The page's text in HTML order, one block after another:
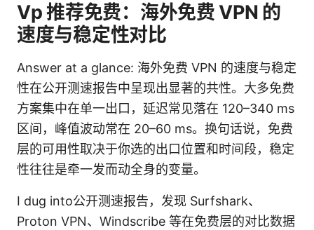
Vp 推荐免费：海外免费 VPN 的
速度与稳定性对比
Answer at a glance: 海外免费 VPN 的速度与稳定
性在公开测速报告中呈现出显著的共性。大多免费
方案集中在单一出口，延迟常见落在 120–340 ms
区间，峰值波动常在 20–60 ms。换句话说，免费
层的可用性取决于你选的出口位置和时间段，稳定
性往往是牵一发而动全身的变量。
I dug into公开测速报告，发现 Surfshark、
Proton VPN、Windscribe 等在免费层的对比数据